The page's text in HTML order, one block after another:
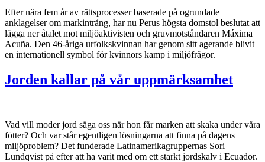
Efter nära fem år av rättsprocesser baserade på ogrundade
anklagelser om markintrång, har nu Perus högsta domstol beslutat att
lägga ner åtalet mot miljöaktivisten och gruvmotståndaren Máxima
Acuña. Den 46-åriga urfolkskvinnan har genom sitt agerande blivit
en internationell symbol för kvinnors kamp i miljöfrågor.
Jorden kallar på vår uppmärksamhet
Vad vill moder jord säga oss när hon får marken att skaka under våra
fötter? Och var står egentligen lösningarna att finna på dagens
miljöproblem? Det funderade Latinamerikagruppernas Sori
Lundqvist på efter att ha varit med om ett starkt jordskalv i Ecuador.